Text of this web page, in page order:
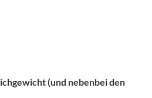
(und nebenbei den